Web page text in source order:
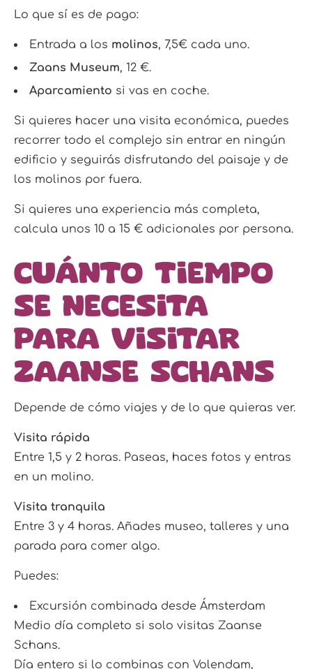
Lo que sí es de pago:
Entrada a los molinos, 7,5€ cada uno.
Zaans Museum, 12 €.
Aparcamiento si vas en coche.
Si quieres hacer una visita económica, puedes
recorrer todo el complejo sin entrar en ningún
edificio y seguirás disfrutando del paisaje y de
los molinos por fuera.
Si quieres una experiencia más completa,
calcula unos 10 a 15 € adicionales por persona.
Cuánto tiempo
se necesita
para visitar
Zaanse Schans
Depende de cómo viajes y de lo que quieras ver.
Visita rápida
Entre 1,5 y 2 horas. Paseas, haces fotos y entras
en un molino.
Visita tranquila
Entre 3 y 4 horas. Añades museo, talleres y una
parada para comer algo.
Puedes:
Excursión combinada desde Ámsterdam
Medio día completo si solo visitas Zaanse
Schans.
Día entero si lo combinas con Volendam,